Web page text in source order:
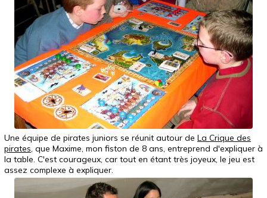
Une équipe de pirates juniors se réunit autour de La Crique des
pirates, que Maxime, mon fiston de 8 ans, entreprend d'expliquer à
la table. C'est courageux, car tout en étant très joyeux, le jeu est
assez complexe à expliquer.